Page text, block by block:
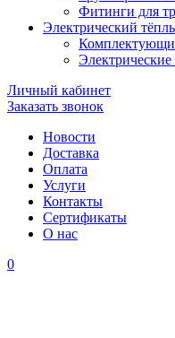
Фитинги для
Электрический
Личный кабинет
Заказать звонок
Новости
Доставка
Оплата
Услуги
Контакты
Cертификаты
О нас
0